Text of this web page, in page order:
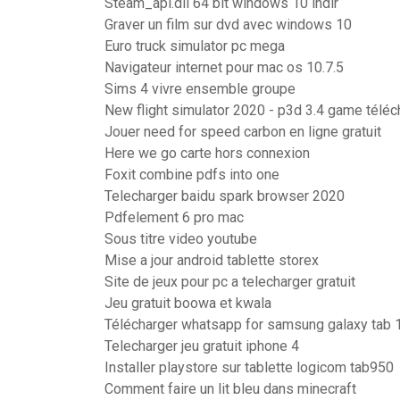
Graver un film sur dvd avec windows 10
Euro truck simulator pc mega
Navigateur internet pour mac os 10.7.5
Sims 4 vivre ensemble groupe
New flight simulator 2020 - p3d 3.4 game
Jouer need for speed carbon en ligne gratuit
Here we go carte hors connexion
Foxit combine pdfs into one
Telecharger baidu spark browser 2020
Pdfelement 6 pro mac
Sous titre video youtube
Mise a jour android tablette storex
Site de jeux pour pc a telecharger gratuit
Jeu gratuit boowa et kwala
Télécharger whatsapp for samsung galaxy tab
Telecharger jeu gratuit iphone 4
Installer playstore sur tablette logicom tab950
Comment faire un lit bleu dans minecraft